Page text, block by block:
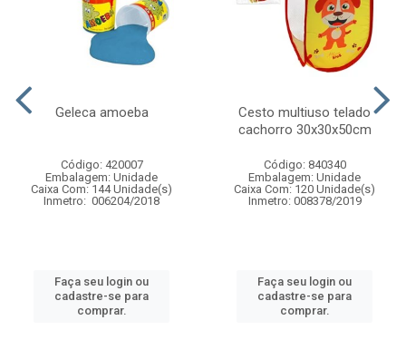
Geleca amoeba
Código: 420007
Embalagem: Unidade
Caixa Com: 144 Unidade(s)
Inmetro: 006204/2018
Faça seu login ou
cadastre-se para
comprar.
Cesto multiuso telado
cachorro 30x30x50cm
Código: 840340
Embalagem: Unidade
Caixa Com: 120 Unidade(s)
Inmetro: 008378/2019
Faça seu login ou
cadastre-se para
comprar.